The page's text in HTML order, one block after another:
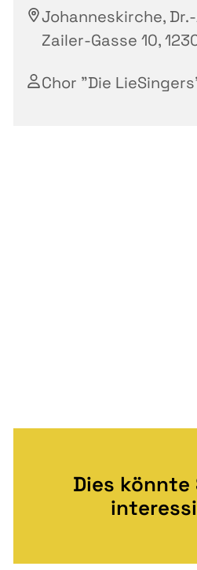
Johanneskirche,
Zailer-Gasse 10,
Chor "Die
Dies könnte